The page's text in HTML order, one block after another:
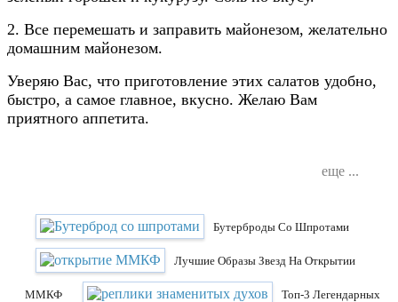
2. Все перемешать и заправить майонезом, желательно
домашним майонезом.
Уверяю Вас, что приготовление этих салатов удобно,
быстро, а самое главное, вкусно. Желаю Вам
приятного аппетита.
еще ...
Бутерброды Со Шпротами
Лучшие Образы Звезд На Открытии
ММКФ Топ-3 Легендарных